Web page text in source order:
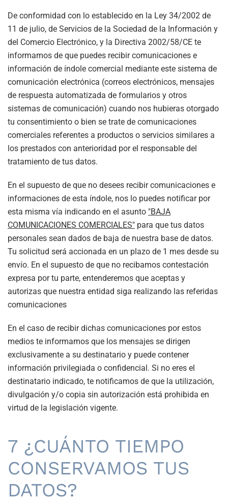
De conformidad con lo establecido en la Ley 34/2002 de
11 de julio, de Servicios de la Sociedad de la Información y
del Comercio Electrónico, y la Directiva 2002/58/CE te
informamos de que puedes recibir comunicaciones e
información de índole comercial mediante este sistema de
comunicación electrónica (correos electrónicos, mensajes
de respuesta automatizada de formularios y otros
sistemas de comunicación) cuando nos hubieras otorgado
tu consentimiento o bien se trate de comunicaciones
comerciales referentes a productos o servicios similares a
los prestados con anterioridad por el responsable del
tratamiento de tus datos.
En el supuesto de que no desees recibir comunicaciones e
informaciones de esta índole, nos lo puedes notificar por
esta misma vía indicando en el asunto "BAJA
COMUNICACIONES COMERCIALES" para que tus datos
personales sean dados de baja de nuestra base de datos.
Tu solicitud será accionada en un plazo de 1 mes desde su
envío. En el supuesto de que no recibamos contestación
expresa por tu parte, entenderemos que aceptas y
autorizas que nuestra entidad siga realizando las referidas
comunicaciones
En el caso de recibir dichas comunicaciones por estos
medios te informamos que los mensajes se dirigen
exclusivamente a su destinatario y puede contener
información privilegiada o confidencial. Si no eres el
destinatario indicado, te notificamos de que la utilización,
divulgación y/o copia sin autorización está prohibida en
virtud de la legislación vigente.
7 ¿CUÁNTO TIEMPO
CONSERVAMOS TUS
DATOS?